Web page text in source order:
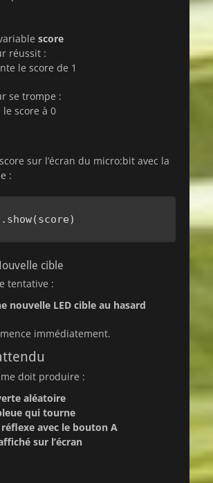
score
réussit :
le score de 1
se trompe :
le score à 0
sur l’écran du micro:bit avec la
:
cible
tentative :
nouvelle LED cible au hasard
immédiatement.
doit produire :
aléatoire
qui tourne
avec le bouton A
sur l’écran